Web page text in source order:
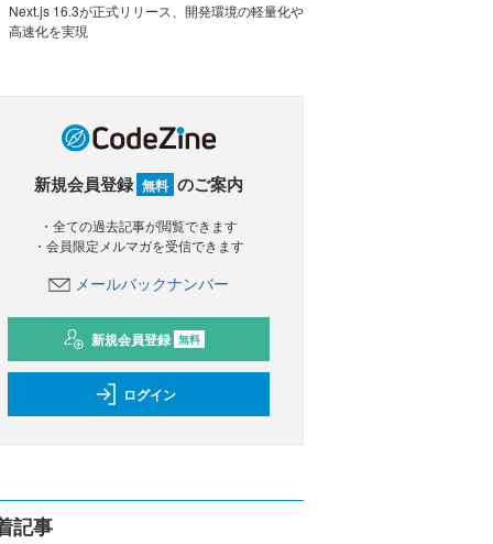
Next.js 16.3が正式リリース、開発環境の軽量化や
高速化を実現
新規会員登録 無料 のご案内
・全ての過去記事が閲覧できます
・会員限定メルマガを受信できます
メールバックナンバー
新規会員登録 無料
ログイン
記事